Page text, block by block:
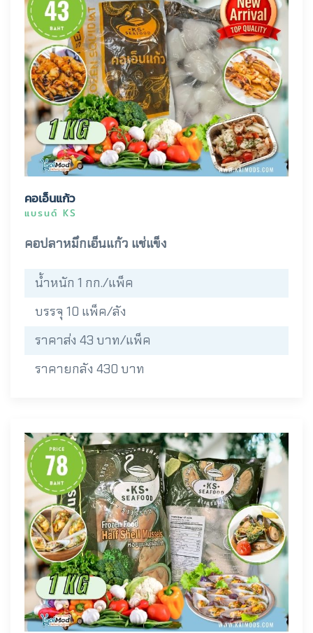
คอเอ็นแก้ว
แบรนด์ KS
คอปลาหมึกเอ็นแก้ว แช่แข็ง
น้ำหนัก 1 กก./แพ็ค
บรรจุ 10 แพ็ค/ลัง
ราคาส่ง 43 บาท/แพ็ค
ราคายกลัง 430 บาท